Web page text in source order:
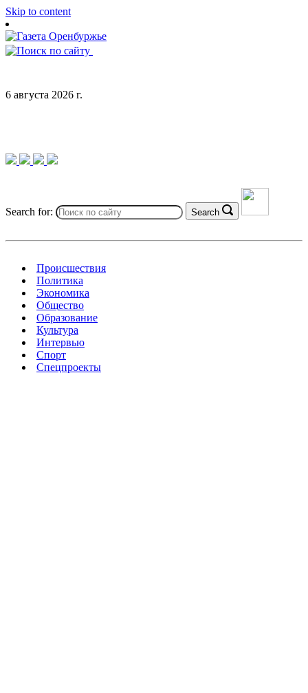
Skip to content
6 августа 2026 г.
Search for: Search
Происшествия
Политика
Экономика
Общество
Образование
Культура
Интервью
Спорт
Спецпроекты